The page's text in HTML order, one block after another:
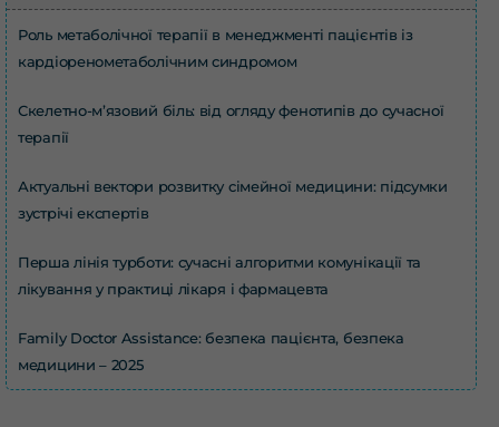
Роль метаболічної терапії в менеджменті пацієнтів із
кардіоренометаболічним синдромом
Скелетно-м’язовий біль: від огляду фенотипів до сучасної
терапії
Актуальні вектори розвитку сімейної медицини: підсумки
зустрічі експертів
Перша лінія турботи: сучасні алгоритми комунікації та
лікування у практиці лікаря і фармацевта
Family Doctor Assistance: безпека пацієнта, безпека
медицини – 2025